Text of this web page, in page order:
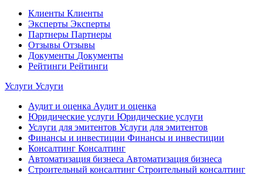
Клиенты Клиенты
Эксперты Эксперты
Партнеры Партнеры
Отзывы Отзывы
Документы Документы
Рейтинги Рейтинги
Услуги Услуги
Аудит и оценка Аудит и оценка
Юридические услуги Юридические услуги
Услуги для эмитентов Услуги для эмитентов
Финансы и инвестиции Финансы и инвестиции
Консалтинг Консалтинг
Автоматизация бизнеса Автоматизация бизнеса
Строительный консалтинг Строительный консалтинг